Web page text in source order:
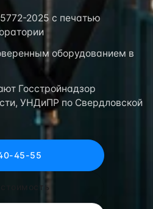
2025 с печатью
оборудованием в
Госстройнадзор
УНДиПР по Свердловской
45-55
стоимость